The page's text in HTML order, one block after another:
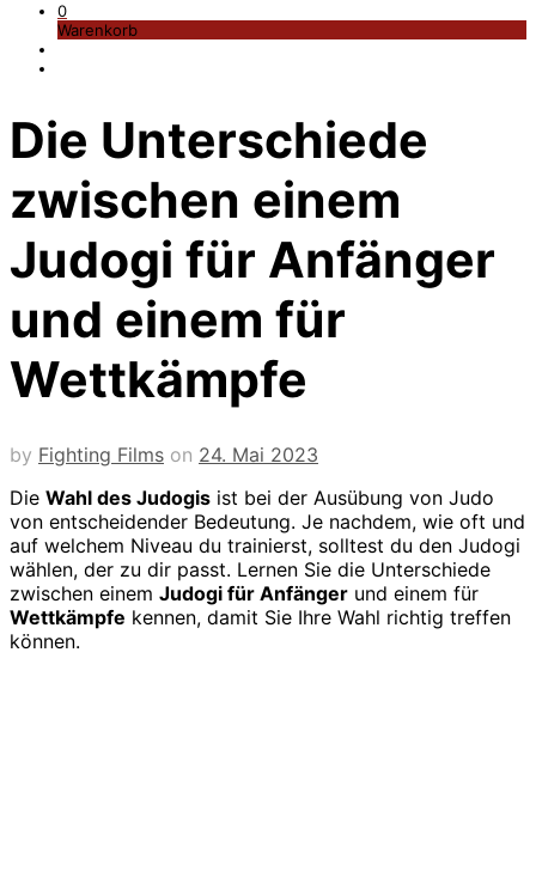
0
Warenkorb
Die Unterschiede
zwischen einem
Judogi für Anfänger
und einem für
Wettkämpfe
by Fighting Films on 24. Mai 2023
Die Wahl des Judogis ist bei der Ausübung von Judo
von entscheidender Bedeutung. Je nachdem, wie oft und
auf welchem Niveau du trainierst, solltest du den Judogi
wählen, der zu dir passt. Lernen Sie die Unterschiede
zwischen einem Judogi für Anfänger und einem für
Wettkämpfe kennen, damit Sie Ihre Wahl richtig treffen
können.